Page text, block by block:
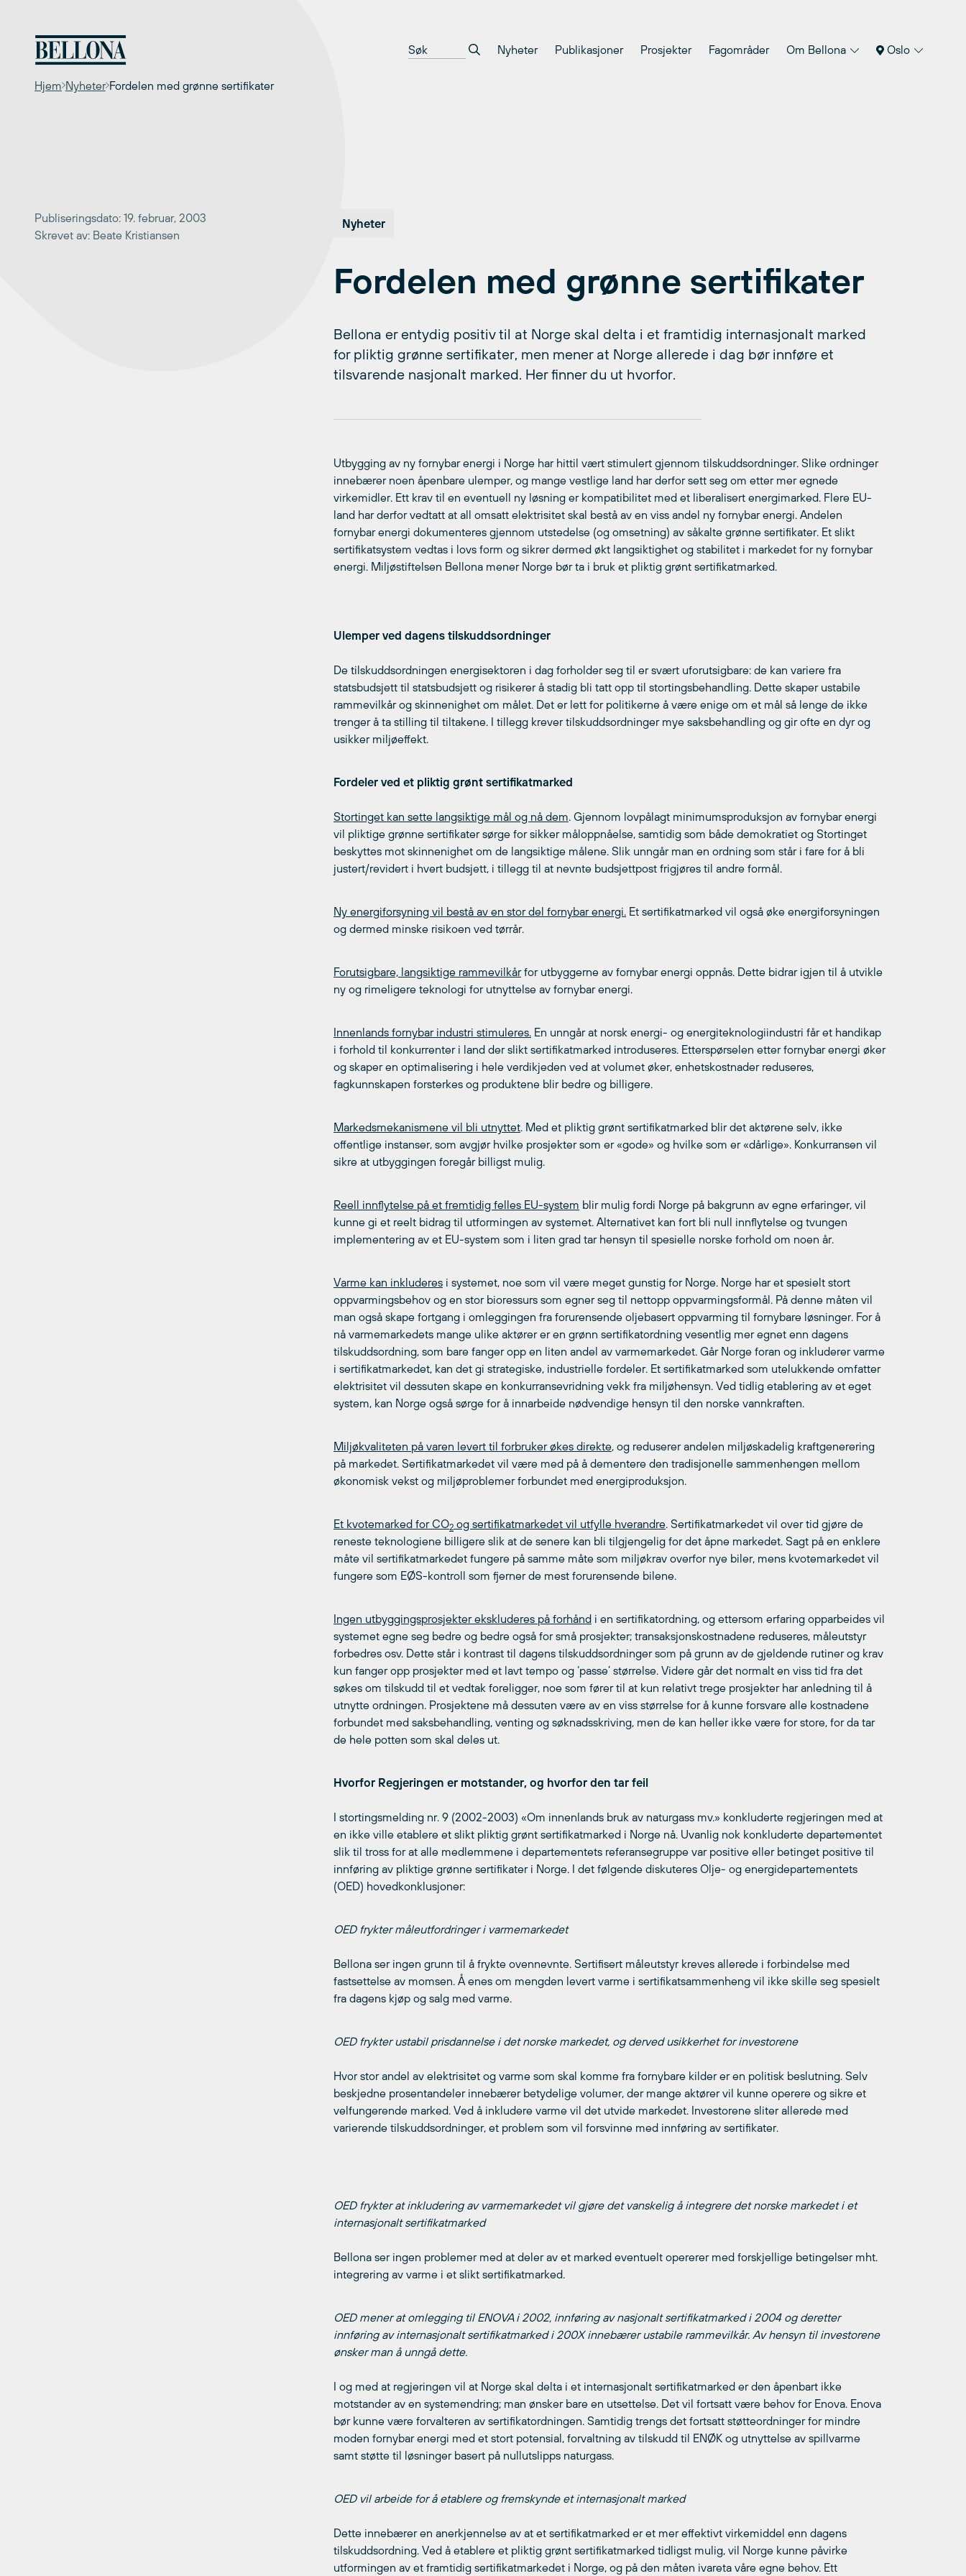
innhold
Nyheter Publikasjoner Prosjekter Fagområder Om Bellona Oslo
Hjem Nyheter Fordelen med grønne sertifikater
Publiseringsdato: 19. februar, 2003
Skrevet av: Beate Kristiansen
Nyheter
Fordelen med grønne sertifikater
Bellona er entydig positiv til at Norge skal delta i et framtidig internasjonalt marked
for pliktig grønne sertifikater, men mener at Norge allerede i dag bør innføre et
tilsvarende nasjonalt marked. Her finner du ut hvorfor.
Utbygging av ny fornybar energi i Norge har hittil vært stimulert gjennom tilskuddsordninger. Slike ordninger
innebærer noen åpenbare ulemper, og mange vestlige land har derfor sett seg om etter mer egnede
virkemidler. Ett krav til en eventuell ny løsning er kompatibilitet med et liberalisert energimarked. Flere EU-
land har derfor vedtatt at all omsatt elektrisitet skal bestå av en viss andel ny fornybar energi. Andelen
fornybar energi dokumenteres gjennom utstedelse (og omsetning) av såkalte grønne sertifikater. Et slikt
sertifikatsystem vedtas i lovs form og sikrer dermed økt langsiktighet og stabilitet i markedet for ny fornybar
energi. Miljøstiftelsen Bellona mener Norge bør ta i bruk et pliktig grønt sertifikatmarked.
Ulemper ved dagens tilskuddsordninger
De tilskuddsordningen energisektoren i dag forholder seg til er svært uforutsigbare: de kan variere fra
statsbudsjett til statsbudsjett og risikerer å stadig bli tatt opp til stortingsbehandling. Dette skaper ustabile
rammevilkår og skinnenighet om målet. Det er lett for politikerne å være enige om et mål så lenge de ikke
trenger å ta stilling til tiltakene. I tillegg krever tilskuddsordninger mye saksbehandling og gir ofte en dyr og
usikker miljøeffekt.
Fordeler ved et pliktig grønt sertifikatmarked
Stortinget kan sette langsiktige mål og nå dem. Gjennom lovpålagt minimumsproduksjon av fornybar energi
vil pliktige grønne sertifikater sørge for sikker måloppnåelse, samtidig som både demokratiet og Stortinget
beskyttes mot skinnenighet om de langsiktige målene. Slik unngår man en ordning som står i fare for å bli
justert/revidert i hvert budsjett, i tillegg til at nevnte budsjettpost frigjøres til andre formål.
Ny energiforsyning vil bestå av en stor del fornybar energi. Et sertifikatmarked vil også øke energiforsyningen
og dermed minske risikoen ved tørrår.
Forutsigbare, langsiktige rammevilkårfor utbyggerne av fornybar energi oppnås. Dette bidrar igjen til å utvikle
ny og rimeligere teknologi for utnyttelse av fornybar energi.
Innenlands fornybar industri stimuleres. En unngår at norsk energi- og energiteknologiindustri får et handikap
i forhold til konkurrenter i land der slikt sertifikatmarked introduseres. Etterspørselen etter fornybar energi øker
og skaper en optimalisering i hele verdikjeden ved at volumet øker, enhetskostnader reduseres,
fagkunnskapen forsterkes og produktene blir bedre og billigere.
Markedsmekanismene vil bli utnyttet. Med et pliktig grønt sertifikatmarked blir det aktørene selv, ikke
offentlige instanser, som avgjør hvilke prosjekter som er «gode» og hvilke som er «dårlige». Konkurransen vil
sikre at utbyggingen foregår billigst mulig.
Reell innflytelse på et fremtidig felles EU-system blir mulig fordi Norge på bakgrunn av egne erfaringer, vil
kunne gi et reelt bidrag til utformingen av systemet. Alternativet kan fort bli null innflytelse og tvungen
implementering av et EU-system som i liten grad tar hensyn til spesielle norske forhold om noen år.
Varme kan inkluderes i systemet, noe som vil være meget gunstig for Norge. Norge har et spesielt stort
oppvarmingsbehov og en stor bioressurs som egner seg til nettopp oppvarmingsformål. På denne måten vil
man også skape fortgang i omleggingen fra forurensende oljebasert oppvarming til fornybare løsninger. For å
nå varmemarkedets mange ulike aktører er en grønn sertifikatordning vesentlig mer egnet enn dagens
tilskuddsordning, som bare fanger opp en liten andel av varmemarkedet. Går Norge foran og inkluderer varme
i sertifikatmarkedet, kan det gi strategiske, industrielle fordeler. Et sertifikatmarked som utelukkende omfatter
elektrisitet vil dessuten skape en konkurransevridning vekk fra miljøhensyn. Ved tidlig etablering av et eget
system, kan Norge også sørge for å innarbeide nødvendige hensyn til den norske vannkraften.
Miljøkvaliteten på varen levert til forbruker økes direkte, og reduserer andelen miljøskadelig kraftgenerering
på markedet. Sertifikatmarkedet vil være med på å dementere den tradisjonelle sammenhengen mellom
økonomisk vekst og miljøproblemer forbundet med energiproduksjon.
Et kvotemarked for CO2 og sertifikatmarkedet vil utfylle hverandre. Sertifikatmarkedet vil over tid gjøre de
reneste teknologiene billigere slik at de senere kan bli tilgjengelig for det åpne markedet. Sagt på en enklere
måte vil sertifikatmarkedet fungere på samme måte som miljøkrav overfor nye biler, mens kvotemarkedet vil
fungere som EØS-kontroll som fjerner de mest forurensende bilene.
Ingen utbyggingsprosjekter ekskluderes på forhånd i en sertifikatordning, og ettersom erfaring opparbeides vil
systemet egne seg bedre og bedre også for små prosjekter; transaksjonskostnadene reduseres, måleutstyr
forbedres osv. Dette står i kontrast til dagens tilskuddsordninger som på grunn av de gjeldende rutiner og krav
kun fanger opp prosjekter med et lavt tempo og ‘passe’ størrelse. Videre går det normalt en viss tid fra det
søkes om tilskudd til et vedtak foreligger, noe som fører til at kun relativt trege prosjekter har anledning til å
utnytte ordningen. Prosjektene må dessuten være av en viss størrelse for å kunne forsvare alle kostnadene
forbundet med saksbehandling, venting og søknadsskriving, men de kan heller ikke være for store, for da tar
de hele potten som skal deles ut.
Hvorfor Regjeringen er motstander, og hvorfor den tar feil
I stortingsmelding nr. 9 (2002-2003) «Om innenlands bruk av naturgass mv.» konkluderte regjeringen med at
en ikke ville etablere et slikt pliktig grønt sertifikatmarked i Norge nå. Uvanlig nok konkluderte departementet
slik til tross for at alle medlemmene i departementets referansegruppe var positive eller betinget positive til
innføring av pliktige grønne sertifikater i Norge. I det følgende diskuteres Olje- og energidepartementets
(OED) hovedkonklusjoner:
OED frykter måleutfordringer i varmemarkedet
Bellona ser ingen grunn til å frykte ovennevnte. Sertifisert måleutstyr kreves allerede i forbindelse med
fastsettelse av momsen. Å enes om mengden levert varme i sertifikatsammenheng vil ikke skille seg spesielt
fra dagens kjøp og salg med varme.
OED frykter ustabil prisdannelse i det norske markedet, og derved usikkerhet for investorene
Hvor stor andel av elektrisitet og varme som skal komme fra fornybare kilder er en politisk beslutning. Selv
beskjedne prosentandeler innebærer betydelige volumer, der mange aktører vil kunne operere og sikre et
velfungerende marked. Ved å inkludere varme vil det utvide markedet. Investorene sliter allerede med
varierende tilskuddsordninger, et problem som vil forsvinne med innføring av sertifikater.
OED frykter at inkludering av varmemarkedet vil gjøre det vanskelig å integrere det norske markedet i et
internasjonalt sertifikatmarked
Bellona ser ingen problemer med at deler av et marked eventuelt opererer med forskjellige betingelser mht.
integrering av varme i et slikt sertifikatmarked.
OED mener at omlegging til ENOVA i 2002, innføring av nasjonalt sertifikatmarked i 2004 og deretter
innføring av internasjonalt sertifikatmarked i 200X innebærer ustabile rammevilkår. Av hensyn til investorene
ønsker man å unngå dette.
I og med at regjeringen vil at Norge skal delta i et internasjonalt sertifikatmarked er den åpenbart ikke
motstander av en systemendring; man ønsker bare en utsettelse. Det vil fortsatt være behov for Enova. Enova
bør kunne være forvalteren av sertifikatordningen. Samtidig trengs det fortsatt støtteordninger for mindre
moden fornybar energi med et stort potensial, forvaltning av tilskudd til ENØK og utnyttelse av spillvarme
samt støtte til løsninger basert på nullutslipps naturgass.
OED vil arbeide for å etablere og fremskynde et internasjonalt marked
Dette innebærer en anerkjennelse av at et sertifikatmarked er et mer effektivt virkemiddel enn dagens
tilskuddsordning. Ved å etablere et pliktig grønt sertifikatmarked tidligst mulig, vil Norge kunne påvirke
utformingen av et framtidig sertifikatmarkedet i Norge, og på den måten ivareta våre egne behov. Ett